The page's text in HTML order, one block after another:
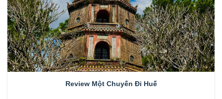
Review Một Chuyến Đi Huế